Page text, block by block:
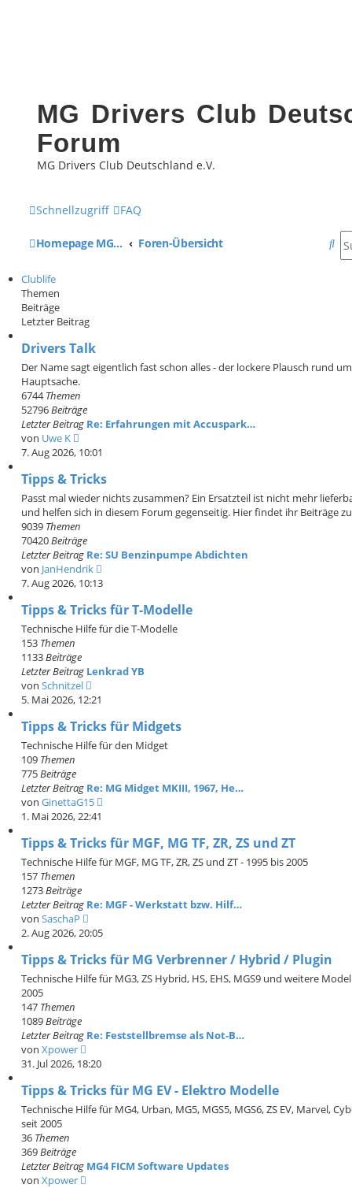
MG Drivers Club
Forum
MG Drivers Club Deutschland e.V.
Schnellzugriff FAQ
Homepage MG Drivers Club Deutschland Foren-Übersicht
S
Clublife
Themen
Beiträge
Letzter Beitrag
Drivers Talk
Der Name sagt eigentlich fast schon alles - der lockere Plausch rund
Hauptsache.
6744Themen
52796Beiträge
Letzter Beitrag Re: Erfahrungen mit Accuspark…
von Uwe K
e
e
s
t
e
r
B
e
i
r
g
7. Aug 2026, 10:01
Tipps & Tricks
Passt mal wieder nichts zusammen? Ein Ersatzteil ist nicht mehr
und helfen sich in diesem Forum gegenseitig. Hier findet ihr Beiträge
9039 Themen
70420Beiträge
Letzter Beitrag Re: SU Benzinpumpe Abdichten
von JanHendrik
e
e
s
r
t
r
a
7. Aug 2026, 10:13
Tipps & Tricks für T-Modelle
Technische Hilfe für die T-Modelle
153 Themen
1133Beiträge
Letzter Beitrag Lenkrad YB
von Schnitzel
e
e
s
r
B
e
t
r
a
5. Mai 2026, 12:21
Tipps & Tricks für Midgets
Technische Hilfe für den Midget
109 Themen
775Beiträge
Letzter Beitrag Re: MG Midget MKIII, 1967, He…
von GinettaG15
e
s
t
r
a
1. Mai 2026, 22:41
Tipps & Tricks für MGF, MG TF, ZR, ZS und ZT
Technische Hilfe für MGF, MG TF, ZR, ZS und ZT - 1995 bis 2005
157 Themen
1273Beiträge
Letzter Beitrag Re: MGF - Werkstatt bzw. Hilf…
von SaschaP
e
e
s
B
i
r
a
g
2. Aug 2026, 20:05
Tipps & Tricks für MG Verbrenner / Hybrid / Plugin
Technische Hilfe für MG3, ZS Hybrid, HS, EHS, MGS9 und weitere
2005
147 Themen
1089Beiträge
Letzter Beitrag Re: Feststellbremse als Not-B…
von Xpower
e
e
s
B
31. Jul 2026, 18:20
Tipps & Tricks für MG EV - Elektro Modelle
Technische Hilfe für MG4, Urban, MG5, MGS5, MGS6, ZS EV, Marvel,
seit 2005
36 Themen
369Beiträge
Letzter Beitrag MG4 FICM Software Updates
von Xpower